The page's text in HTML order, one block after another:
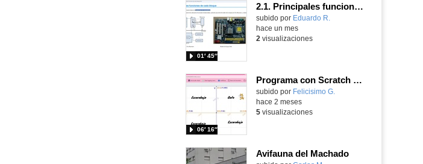
2.1. Principales funciones de cada bloque
Contenido educativo.
subido por Eduardo R.
01′ 45″
hace un mes
2 visualizaciones
Programa con Scratch usando los bloques de posición y el bloque Y para cambiar de disfraz en cada cuadrante
Contenido educativo.
subido por Felicisimo G.
06′ 16″
hace 2 meses
5visualizaciones
Avifauna del Machado